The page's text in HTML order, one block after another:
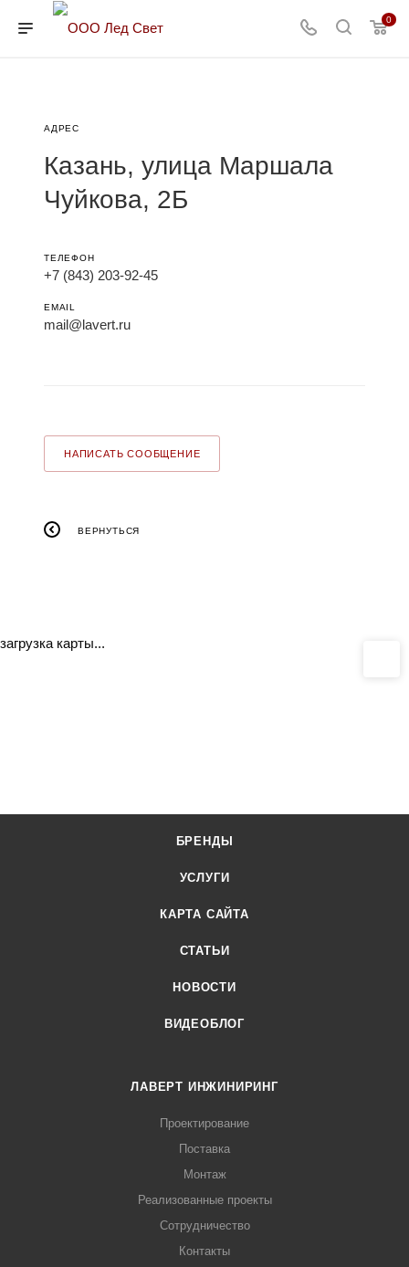
0
АДРЕС
Казань, улица Маршала
Чуйкова, 2Б
ТЕЛЕФОН
+7 (843) 203-92-45
EMAIL
mail@lavert.ru
НАПИСАТЬ СООБЩЕНИЕ
ВЕРНУТЬСЯ
загрузка карты...
БРЕНДЫ
УСЛУГИ
КАРТА САЙТА
СТАТЬИ
НОВОСТИ
ВИДЕОБЛОГ
ЛАВЕРТ ИНЖИНИРИНГ
Проектирование
Поставка
Монтаж
Реализованные проекты
Сотрудничество
Контакты